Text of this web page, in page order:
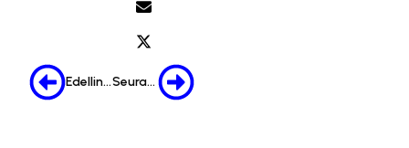
Edellinen Seuraava